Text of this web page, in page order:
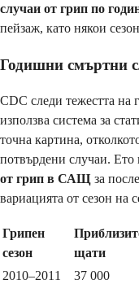
случаи от грип по
пейзаж, като някои
Годишни смъртни
CDC следи тежестта на
използва система за
точна картина,
потвърдени случаи. Ето
от грип в САЩ за
вариацията от сезон на
Грипен
сезон
щати
2010–2011
37 000